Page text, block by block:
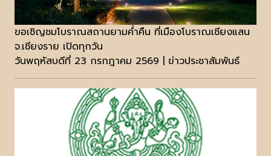
ขอเชิญชมโบราณสถานยามค่ำคืน ที่เมืองโบราณเชียงแสน
จ.เชียงราย เปิดทุกวัน
วันพฤหัสบดีที่ 23 กรกฎาคม 2569 | ข่าวประชาสัมพันธ์